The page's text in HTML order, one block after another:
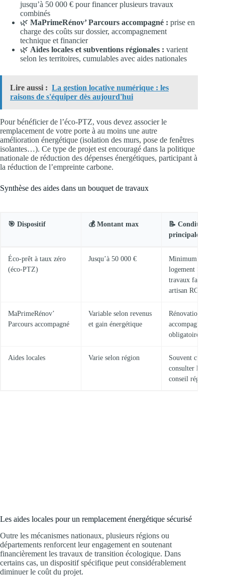
jusqu’à 50 000 € pour financer plusieurs travaux
combinés
🌿 MaPrimeRénov’ Parcours accompagné : prise en
charge des coûts sur dossier, accompagnement
technique et financier
🌿 Aides locales et subventions régionales : varient
selon les territoires, cumulables avec aides nationales
Lire aussi : La gestion locative numérique : les
raisons de s'équiper dès aujourd'hui
Pour bénéficier de l’éco-PTZ, vous devez associer le
remplacement de votre porte à au moins une autre
amélioration énergétique (isolation des murs, pose de fenêtres
isolantes…). Ce type de projet est encouragé dans la politique
nationale de réduction des dépenses énergétiques, participant à
la réduction de l’empreinte carbone.
Synthèse des aides dans un bouquet de travaux
🎯 Dispositif 💰 Montant max
📝 Conditions
principales
Éco-prêt à taux zéro
(éco-PTZ)
Jusqu’à 50 000 €
Minimum 2 actions
logement > 2 ans,
travaux faits par
artisan RGE
MaPrimeRénov’
Parcours accompagné
Variable selon revenus
et gain énergétique
Rénovation globale,
accompagnement
obligatoire
Aides locales Varie selon région
Souvent
consulter la mairie
conseil régional
Les aides locales pour un remplacement énergétique sécurisé
Outre les mécanismes nationaux, plusieurs régions ou
départements renforcent leur engagement en soutenant
financièrement les travaux de transition écologique. Dans
certains cas, un dispositif spécifique peut considérablement
diminuer le coût du projet.